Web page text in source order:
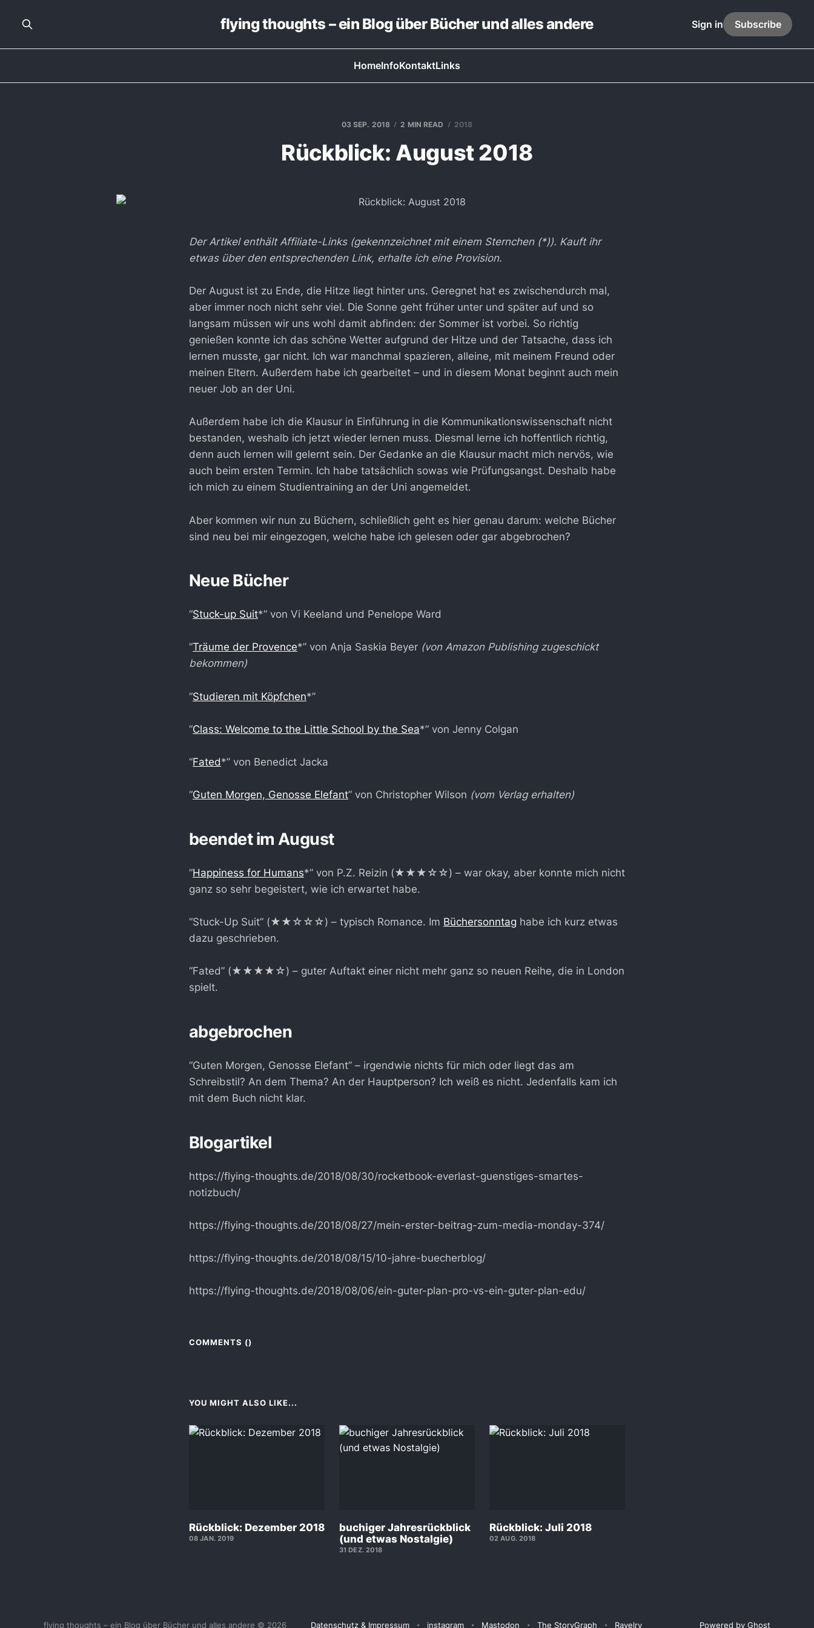
flying thoughts – ein Blog über Bücher und alles andere
HomeInfoKontaktLinks
Sign in Subscribe
03 SEP. 2018 2 MIN READ 2018
Rückblick: August 2018
Der Artikel enthält Affiliate-Links (gekennzeichnet mit einem Sternchen (*)). Kauft ihr
etwas über den entsprechenden Link, erhalte ich eine Provision.
Der August ist zu Ende, die Hitze liegt hinter uns. Geregnet hat es zwischendurch mal,
aber immer noch nicht sehr viel. Die Sonne geht früher unter und später auf und so
langsam müssen wir uns wohl damit abfinden: der Sommer ist vorbei. So richtig
genießen konnte ich das schöne Wetter aufgrund der Hitze und der Tatsache, dass ich
lernen musste, gar nicht. Ich war manchmal spazieren, alleine, mit meinem Freund oder
meinen Eltern. Außerdem habe ich gearbeitet – und in diesem Monat beginnt auch mein
neuer Job an der Uni.
Außerdem habe ich die Klausur in Einführung in die Kommunikationswissenschaft nicht
bestanden, weshalb ich jetzt wieder lernen muss. Diesmal lerne ich hoffentlich richtig,
denn auch lernen will gelernt sein. Der Gedanke an die Klausur macht mich nervös, wie
auch beim ersten Termin. Ich habe tatsächlich sowas wie Prüfungsangst. Deshalb habe
ich mich zu einem Studientraining an der Uni angemeldet.
Aber kommen wir nun zu Büchern, schließlich geht es hier genau darum: welche Bücher
sind neu bei mir eingezogen, welche habe ich gelesen oder gar abgebrochen?
Neue Bücher
“Stuck-up Suit*” von Vi Keeland und Penelope Ward
“Träume der Provence*” von Anja Saskia Beyer (von Amazon Publishing zugeschickt
bekommen)
“Studieren mit Köpfchen*”
“Class: Welcome to the Little School by the Sea*” von Jenny Colgan
“Fated*” von Benedict Jacka
“Guten Morgen, Genosse Elefant” von Christopher Wilson (vom Verlag erhalten)
beendet im August
“Happiness for Humans*” von P.Z. Reizin (★★★☆☆) – war okay, aber konnte mich nicht
ganz so sehr begeistert, wie ich erwartet habe.
“Stuck-Up Suit” (★★☆☆☆) – typisch Romance. Im Büchersonntag habe ich kurz etwas
dazu geschrieben.
“Fated” (★★★★☆) – guter Auftakt einer nicht mehr ganz so neuen Reihe, die in London
spielt.
abgebrochen
“Guten Morgen, Genosse Elefant” – irgendwie nichts für mich oder liegt das am
Schreibstil? An dem Thema? An der Hauptperson? Ich weiß es nicht. Jedenfalls kam ich
mit dem Buch nicht klar.
Blogartikel
https://flying-thoughts.de/2018/08/30/rocketbook-everlast-guenstiges-smartes-
notizbuch/
https://flying-thoughts.de/2018/08/27/mein-erster-beitrag-zum-media-monday-374/
https://flying-thoughts.de/2018/08/15/10-jahre-buecherblog/
https://flying-thoughts.de/2018/08/06/ein-guter-plan-pro-vs-ein-guter-plan-edu/
COMMENTS ()
YOU MIGHT ALSO LIKE...
Rückblick: Dezember 2018
08 JAN. 2019
buchiger Jahresrückblick
(und etwas Nostalgie)
31 DEZ. 2018
Rückblick: Juli 2018
02 AUG. 2018
flying thoughts – ein Blog über Bücher und alles andere © 2026 Datenschutz & Impressum instagram Mastodon The StoryGraph Ravelry Powered by Ghost